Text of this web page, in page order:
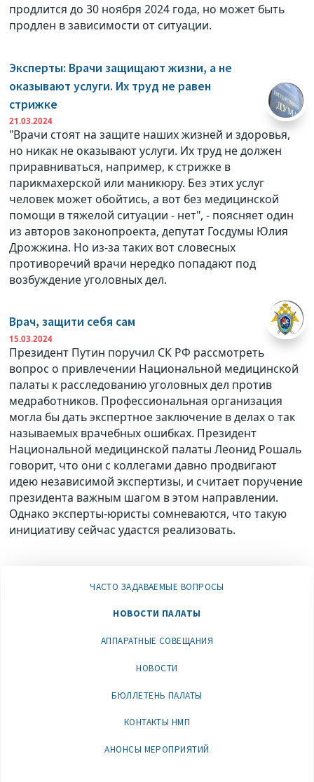
продлится до 30 ноября 2024 года, но может быть
продлен в зависимости от ситуации.
Эксперты: Врачи защищают жизни, а не
оказывают услуги. Их труд не равен
стрижке
21.03.2024
"Врачи стоят на защите наших жизней и здоровья,
но никак не оказывают услуги. Их труд не должен
приравниваться, например, к стрижке в
парикмахерской или маникюру. Без этих услуг
человек может обойтись, а вот без медицинской
помощи в тяжелой ситуации - нет", - поясняет один
из авторов законопроекта, депутат Госдумы Юлия
Дрожжина. Но из-за таких вот словесных
противоречий врачи нередко попадают под
возбуждение уголовных дел.
Врач, защити себя сам
15.03.2024
Президент Путин поручил СК РФ рассмотреть
вопрос о привлечении Национальной медицинской
палаты к расследованию уголовных дел против
медработников. Профессиональная организация
могла бы дать экспертное заключение в делах о так
называемых врачебных ошибках. Президент
Национальной медицинской палаты Леонид Рошаль
говорит, что они с коллегами давно продвигают
идею независимой экспертизы, и считает поручение
президента важным шагом в этом направлении.
Однако эксперты-юристы сомневаются, что такую
инициативу сейчас удастся реализовать.
ЧАСТО ЗАДАВАЕМЫЕ ВОПРОСЫ
НОВОСТИ ПАЛАТЫ
АППАРАТНЫЕ СОВЕЩАНИЯ
НОВОСТИ
БЮЛЛЕТЕНЬ ПАЛАТЫ
КОНТАКТЫ НМП
АНОНСЫ МЕРОПРИЯТИЙ